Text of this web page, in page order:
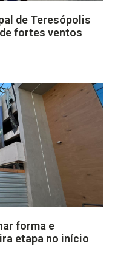
de Teresópolis
fortes ventos
forma e
etapa no início